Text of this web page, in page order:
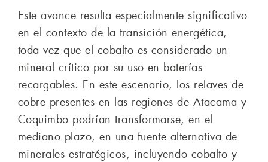
Este avance resulta especialmente significativo
en el contexto de la transición energética,
toda vez que el cobalto es considerado un
mineral crítico por su uso en baterías
recargables. En este escenario, los relaves de
cobre presentes en las regiones de Atacama y
Coquimbo podrían transformarse, en el
mediano plazo, en una fuente alternativa de
minerales estratégicos, incluyendo cobalto y